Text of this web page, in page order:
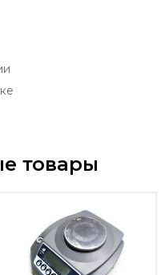
товары